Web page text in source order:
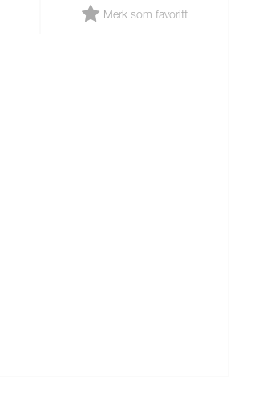
Merk som favoritt